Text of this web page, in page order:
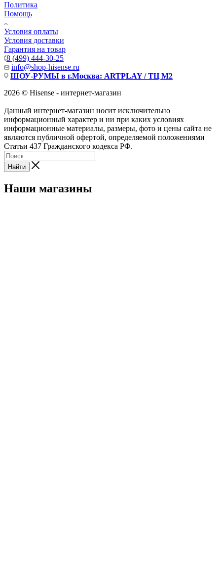
Политика
Помощь
Условия оплаты
Условия доставки
Гарантия на товар
8 (499) 444-30-25
info@shop-hisense.ru
ШОУ-РУМЫ в г.Москва: ARTPLAY / ТЦ М2
2026 © Hisense - интернет-магазин
Данный интернет-магазин носит исключительно
информационный характер и ни при каких условиях
информационные материалы, размеры, фото и цены сайта не
являются публичной офертой, определяемой положениями
Статьи 437 Гражданского кодекса РФ.
Найти
Наши магазины